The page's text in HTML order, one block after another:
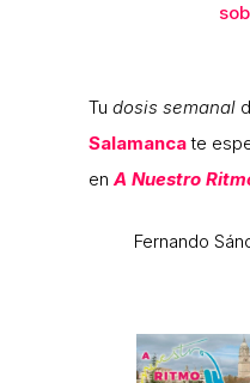
Tu dosis semanal
Salamancate
enA Nuestro
Fernando